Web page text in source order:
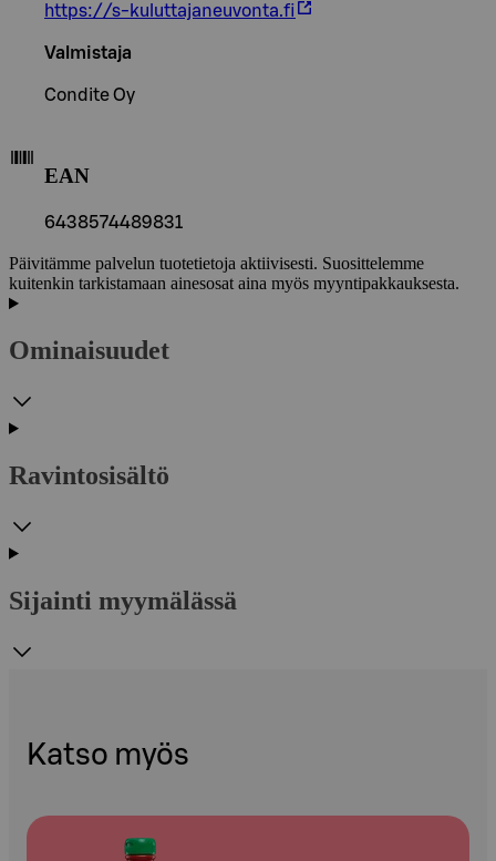
https://s-kuluttajaneuvonta.fi
Valmistaja
Condite Oy
EAN
6438574489831
Päivitämme palvelun tuotetietoja aktiivisesti. Suosittelemme
kuitenkin tarkistamaan ainesosat aina myös myyntipakkauksesta.
Ominaisuudet
Ravintosisältö
Sijainti myymälässä
Katso myös